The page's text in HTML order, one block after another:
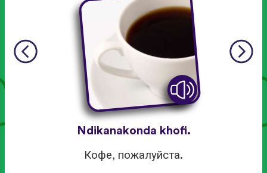
Ndikanakonda khofi.
Кофе, пожалуйста.